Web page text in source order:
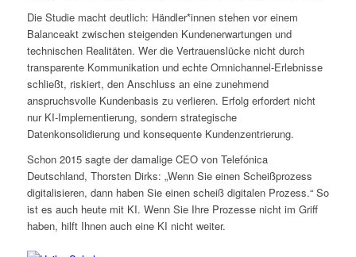
Die Studie macht deutlich: Händler*innen stehen vor einem
Balanceakt zwischen steigenden Kundenerwartungen und
technischen Realitäten. Wer die Vertrauenslücke nicht durch
transparente Kommunikation und echte Omnichannel-Erlebnisse
schließt, riskiert, den Anschluss an eine zunehmend
anspruchsvolle Kundenbasis zu verlieren. Erfolg erfordert nicht
nur KI-Implementierung, sondern strategische
Datenkonsolidierung und konsequente Kundenzentrierung.
Schon 2015 sagte der damalige CEO von Telefónica
Deutschland, Thorsten Dirks: „Wenn Sie einen Scheißprozess
digitalisieren, dann haben Sie einen scheiß digitalen Prozess.“ So
ist es auch heute mit KI. Wenn Sie Ihre Prozesse nicht im Griff
haben, hilft Ihnen auch eine KI nicht weiter.